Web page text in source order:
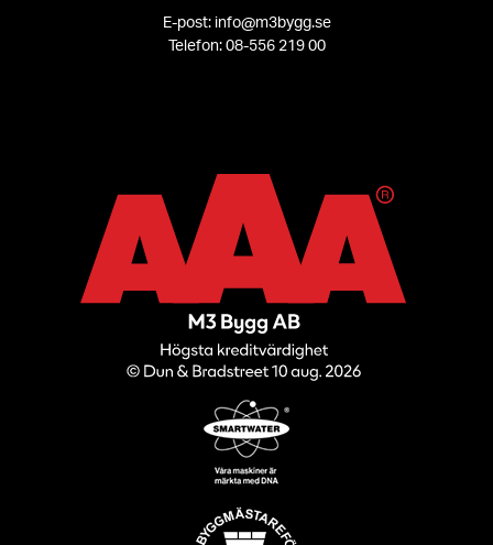
E-post: info@m3bygg.se
Telefon: 08-556 219 00